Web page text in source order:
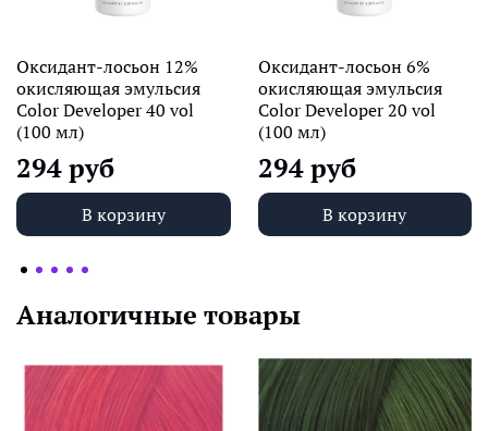
Оксидант-лосьон 12%
окисляющая эмульсия
Color Developer 40 vol
(100 мл)
294 руб
В корзину
Оксидант-лосьон 6%
окисляющая эмульсия
Color Developer 20 vol
(100 мл)
294 руб
В корзину
Аналогичные товары